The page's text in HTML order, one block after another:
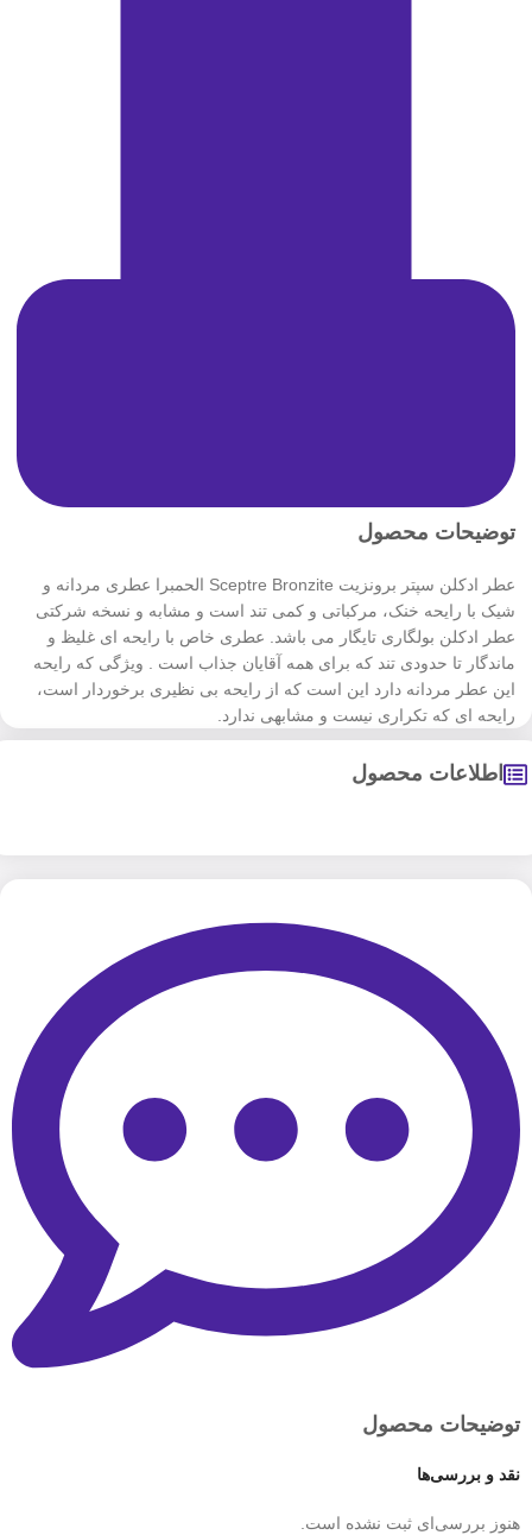
توضیحات محصول
عطر ادکلن سپتر برونزیت Sceptre Bronzite الحمبرا عطری مردانه و
شیک با رایحه خنک، مرکباتی و کمی تند است و مشابه و نسخه شرکتی
عطر ادکلن بولگاری تایگار می باشد. عطری خاص با رایحه ای غلیظ و
ماندگار تا حدودی تند که برای همه آقایان جذاب است . ویژگی که رایحه
این عطر مردانه دارد این است که از رایحه بی نظیری برخوردار است،
رایحه ای که تکراری نیست و مشابهی ندارد.
اطلاعات محصول
توضیحات محصول
نقد و بررسی‌ها
هنوز بررسی‌ای ثبت نشده است.